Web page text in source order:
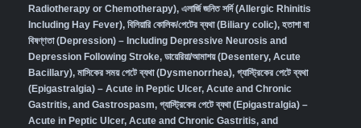
Radiotherapy or Chemotherapy), এলার্জি জনিত সর্দি (Allergic Rhinitis
Including Hay Fever), বিলিয়ারি কোলিক/পেটের ব্যথা (Biliary colic), হতাশা বা
বিষণ্ণতা (Depression) – Including Depressive Neurosis and
Depression Following Stroke, ডায়েরিয়া/আমাশয় (Desentery, Acute
Bacillary), মাসিকের সময় পেটে ব্যথা (Dysmenorrhea), গ্যাস্ট্রিকের পেটে ব্যথা
(Epigastralgia) – Acute in Peptic Ulcer, Acute and Chronic
Gastritis, and Gastrospasm, গ্যাস্ট্রিকের পেটে ব্যথা (Epigastralgia) –
Acute in Peptic Ulcer, Acute and Chronic Gastritis, and